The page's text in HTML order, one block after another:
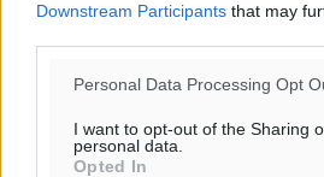
Downstream Participants that may
Personal Data Processing Opt
I want to opt-out of the Sharing
personal data.
Opted In